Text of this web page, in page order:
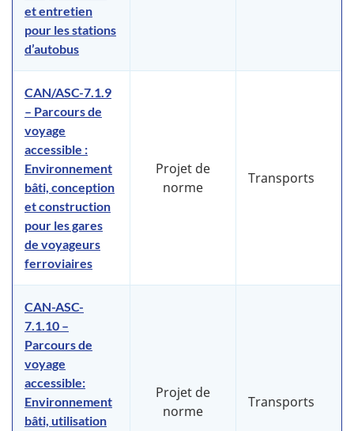
et entretien
pour les stations
d’autobus
CAN/ASC-7.1.9
– Parcours de
voyage
accessible :
Environnement
bâti, conception
et construction
pour les gares
de voyageurs
ferroviaires
Projet de
norme
Transports
CAN-ASC-
7.1.10 –
Parcours de
voyage
accessible:
Environnement
bâti, utilisation
Projet de
norme
Transports